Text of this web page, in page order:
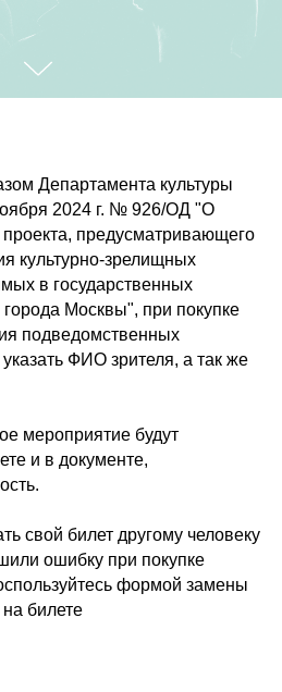
Департамента культуры
2024 г. № 926/ОД "О
проекта, предусматривающего
культурно-зрелищных
в государственных
Москвы", при покупке
подведомственных
ФИО зрителя, а так же
мероприятие будут
и в документе,
свой билет другому человеку
ошибку при покупке
формой замены
билете